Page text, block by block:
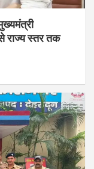
राज्य स्तर तक